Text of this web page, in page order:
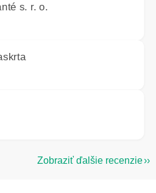
s. r. o.
je 5 z 5 hviezdičiek.
je 5 z 5 hviezdičiek.
je 5 z 5 hviezdičiek.
Zobraziť ďalšie recenzie